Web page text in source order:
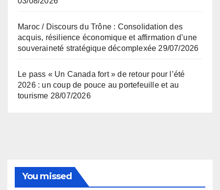
Maroc / Discours du Trône : Consolidation des
acquis, résilience économique et affirmation d’une
souveraineté stratégique décomplexée 29/07/2026
Le pass « Un Canada fort » de retour pour l’été
2026 : un coup de pouce au portefeuille et au
tourisme 28/07/2026
You missed